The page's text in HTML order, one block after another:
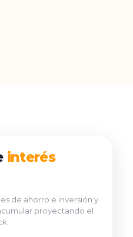
interés
de ahorro e inversión y
proyectando el